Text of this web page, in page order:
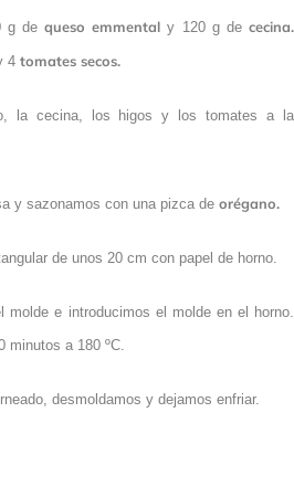
g de queso emmental y 120 g dececina.
4 tomates secos.
la cecina, los higos y los tomates a la
y sazonamos con una pizca de orégano.
de unos 20 cm con papel de horno.
molde e introducimos el molde en el horno.
minutos a 180 ºC.
desmoldamos y dejamos enfriar.